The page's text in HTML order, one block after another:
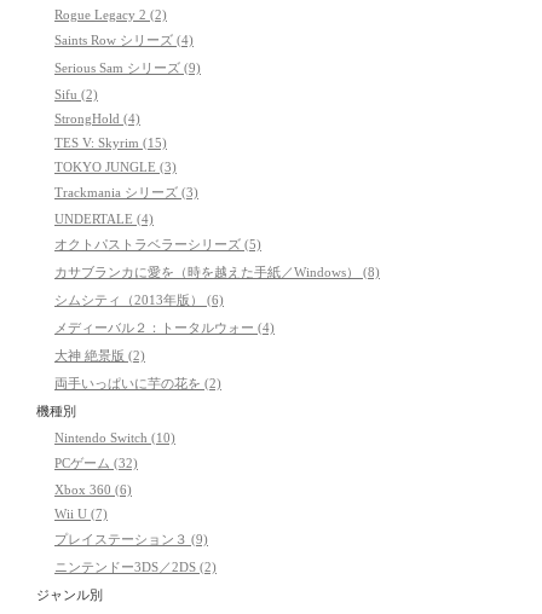
Rogue Legacy 2 (2)
Saints Row シリーズ (4)
Serious Sam シリーズ (9)
Sifu (2)
StrongHold (4)
TES V: Skyrim (15)
TOKYO JUNGLE (3)
Trackmania シリーズ (3)
UNDERTALE (4)
オクトパストラベラーシリーズ (5)
カサブランカに愛を（時を越えた手紙／Windows） (8)
シムシティ（2013年版） (6)
メディーバル２：トータルウォー (4)
大神 絶景版 (2)
両手いっぱいに芋の花を (2)
機種別
Nintendo Switch (10)
PCゲーム (32)
Xbox 360 (6)
Wii U (7)
プレイステーション３ (9)
ニンテンドー3DS／2DS (2)
ジャンル別